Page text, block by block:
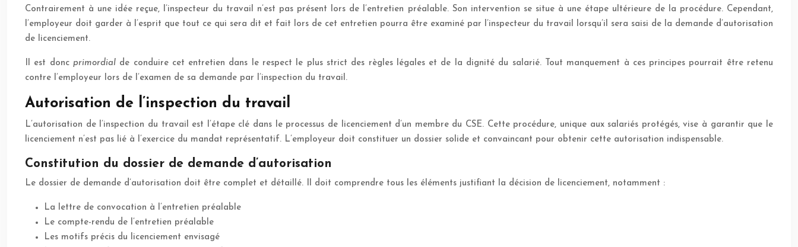
Contrairement à une idée reçue, l’inspecteur du travail n’est pas présent lors de l’entretien préalable. Son intervention se situe à une étape ultérieure de la procédure. Cependant,
l’employeur doit garder à l’esprit que tout ce qui sera dit et fait lors de cet entretien pourra être examiné par l’inspecteur du travail lorsqu’il sera saisi de la demande d’autorisation
de licenciement.
Il est donc primordial de conduire cet entretien dans le respect le plus strict des règles légales et de la dignité du salarié. Tout manquement à ces principes pourrait être retenu
contre l’employeur lors de l’examen de sa demande par l’inspection du travail.
Autorisation de l’inspection du travail
L’autorisation de l’inspection du travail est l’étape clé dans le processus de licenciement d’un membre du CSE. Cette procédure, unique aux salariés protégés, vise à garantir que le
licenciement n’est pas lié à l’exercice du mandat représentatif. L’employeur doit constituer un dossier solide et convaincant pour obtenir cette autorisation indispensable.
Constitution du dossier de demande d’autorisation
Le dossier de demande d’autorisation doit être complet et détaillé. Il doit comprendre tous les éléments justifiant la décision de licenciement, notamment :
La lettre de convocation à l’entretien préalable
Le compte-rendu de l’entretien préalable
Les motifs précis du licenciement envisagé